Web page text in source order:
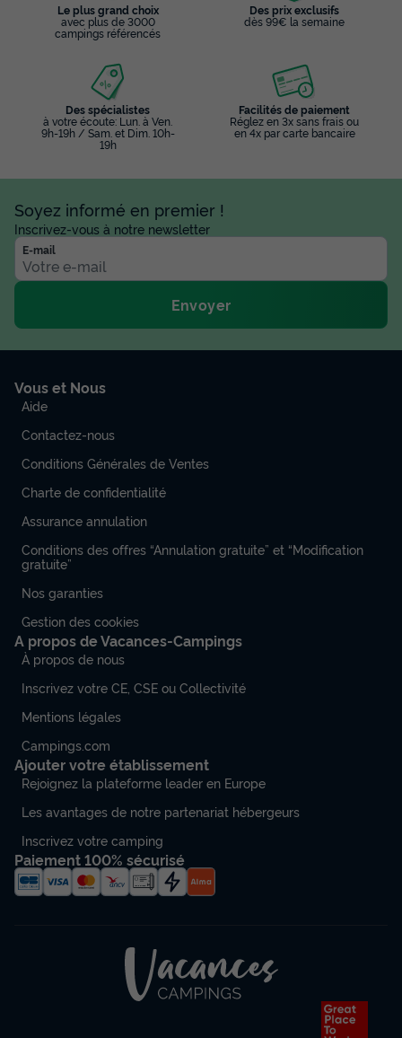
Le plus grand choix
avec plus de 3000
campings référencés
Des prix exclusifs
dès 99€ la semaine
Des spécialistes
à votre écoute: Lun. à Ven.
9h-19h / Sam. et Dim. 10h-
19h
Facilités de paiement
Réglez en 3x sans frais ou
en 4x par carte bancaire
Soyez informé en premier !
Inscrivez-vous à notre newsletter
E-mail
Envoyer
Vous et Nous
Aide
Contactez-nous
Conditions Générales de Ventes
Charte de confidentialité
Assurance annulation
Conditions des offres “Annulation gratuite” et “Modification
gratuite”
Nos garanties
Gestion des cookies
A propos de Vacances-Campings
À propos de nous
Inscrivez votre CE, CSE ou Collectivité
Mentions légales
Campings.com
Ajouter votre établissement
Rejoignez la plateforme leader en Europe
Les avantages de notre partenariat hébergeurs
Inscrivez votre camping
Paiement 100% sécurisé